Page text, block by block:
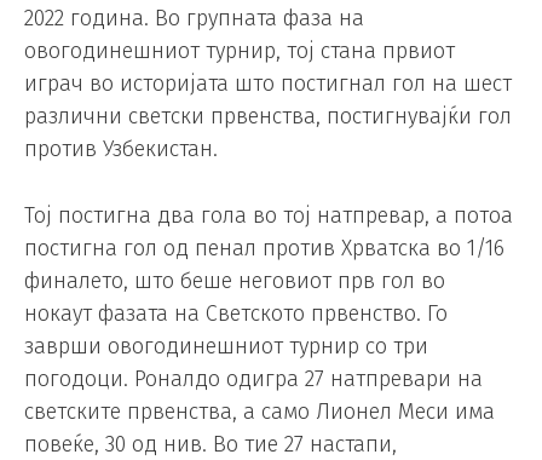
2022 година. Во групната фаза на
овогодинешниот турнир, тој стана првиот
играч во историјата што постигнал гол на шест
различни светски првенства, постигнувајќи гол
против Узбекистан.
Тој постигна два гола во тој натпревар, а потоа
постигна гол од пенал против Хрватска во 1/16
финалето, што беше неговиот прв гол во
нокаут фазата на Светското првенство. Го
заврши овогодинешниот турнир со три
погодоци. Роналдо одигра 27 натпревари на
светските првенства, а само Лионел Меси има
повеќе, 30 од нив. Во тие 27 настапи,